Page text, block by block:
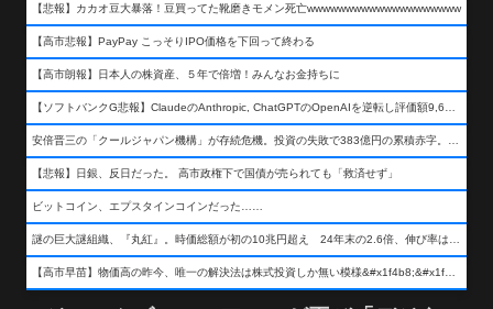
【悲報】カカオ豆大暴落！豆買ってた靴磨きモメン死亡wwwwwwwwwwwwwwwwwwww
【高市悲報】PayPay こっそりIPO価格を下回って終わる
【高市朗報】日本人の株資産、５年で倍増！みんなお金持ちに
【ソフトバンクG悲報】ClaudeのAnthropic, ChatGPTのOpenAIを逆転し評価額9,650億ドル (約154兆円) の世界一価値あるAI企業に……
安倍晋三の「クールジャパン機構」が存続危機。投資の失敗で383億円の累積赤字。2025年度決算も大赤字の可能性。責任の所在はウヤムヤ
【悲報】日銀、反日だった。 高市政権下で国債が売られても「救済せず」
ビットコイン、エプスタインコインだった……
謎の巨大謎組織、『丸紅』。時価総額が初の10兆円超え 24年末の2.6倍、伸び率は謎組織首位
【高市早苗】物価高の昨今、唯一の解決法は株式投資しか無い模様&#x1f4b8;&#x1f4b8;&#x1f4b8;